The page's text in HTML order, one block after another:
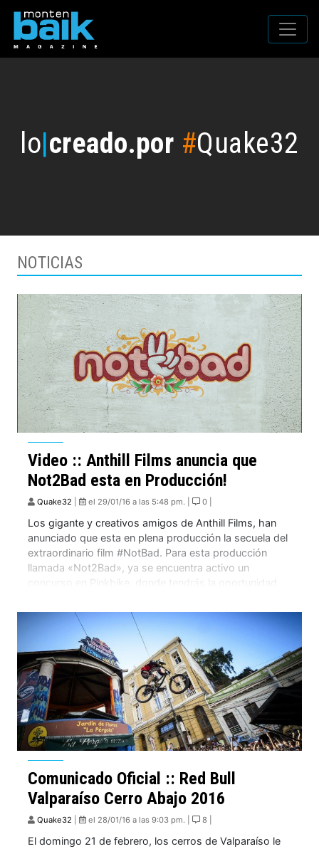
lo|creado.por #Quake32
NOTICIAS
Video :: Anthill Films anuncia que
Not2Bad esta en Producción!
Quake32 el 29/01/16 a las 5:48 pm. | 0 |
Los gigante y creativos amigos de Anthill Films, han
anunciado que esta en plena producción la secuela del
extraordinario film #NotBad. Para esta producción
llamada «Not2Bad», ya se encuentra activo un
concurso en Pinkbike, donde tendrás la oportunidad
premios. Atentos que los hermanos Atherton estarán
Comunicado Oficial :: Red Bull
Valparaíso Cerro Abajo 2016
Quake32 el 28/01/16 a las 9:03 pm. | 8 |
El domingo 21 de febrero, los cerros de Valparaíso le